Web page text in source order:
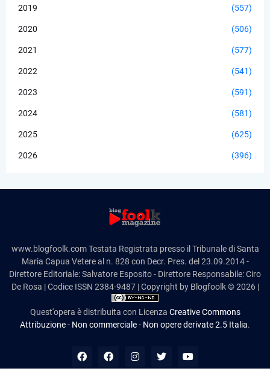
2019 (557)
2020 (506)
2021 (577)
2022 (541)
2023 (591)
2024 (581)
2025 (625)
2026 (396)
www.blogfoolk.com Testata Registrata presso il Tribunale di Santa
Maria Capua Vetere al n. 828 con Decr. Pres. del 23.09.2014 -
Direttore Editoriale: Salvatore Esposito - Direttore Responsabile: Ciro
De Rosa | Codice ISSN 2384-9487 | Copyright by Blogfoolk © 2026 |
Quest'opera è distribuita con Licenza Creative Commons
Attribuzione - Non commerciale - Non opere derivate 2.5 Italia.